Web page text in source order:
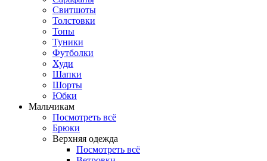
Свитшоты
Толстовки
Топы
Туники
Футболки
Худи
Шапки
Шорты
Юбки
Мальчикам
Посмотреть всё
Брюки
Верхняя одежда
Посмотреть всё